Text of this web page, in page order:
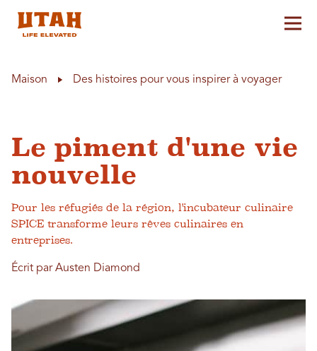
Maison Des histoires pour vous inspirer à voyager
Le piment d'une vie
nouvelle
Pour les réfugiés de la région, l'incubateur culinaire
SPICE transforme leurs rêves culinaires en
entreprises.
Écrit par Austen Diamond